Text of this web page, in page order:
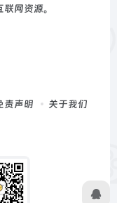
网资源。
责声明
关于我们